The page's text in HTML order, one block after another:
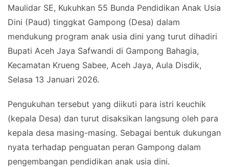
Maulidar SE, Kukuhkan 55 Bunda Pendidikan Anak Usia
Dini (Paud) tinggkat Gampong (Desa) dalam
mendukung program anak usia dini yang turut dihadiri
Bupati Aceh Jaya Safwandi di Gampong Bahagia,
Kecamatan Krueng Sabee, Aceh Jaya, Aula Disdik,
Selasa 13 Januari 2026.
Pengukuhan tersebut yang diikuti para istri keuchik
(kepala Desa) dan turut disaksikan langsung oleh para
kepala desa masing-masing. Sebagai bentuk dukungan
nyata terhadap penguatan peran Gampong dalam
pengembangan pendidikan anak usia dini.